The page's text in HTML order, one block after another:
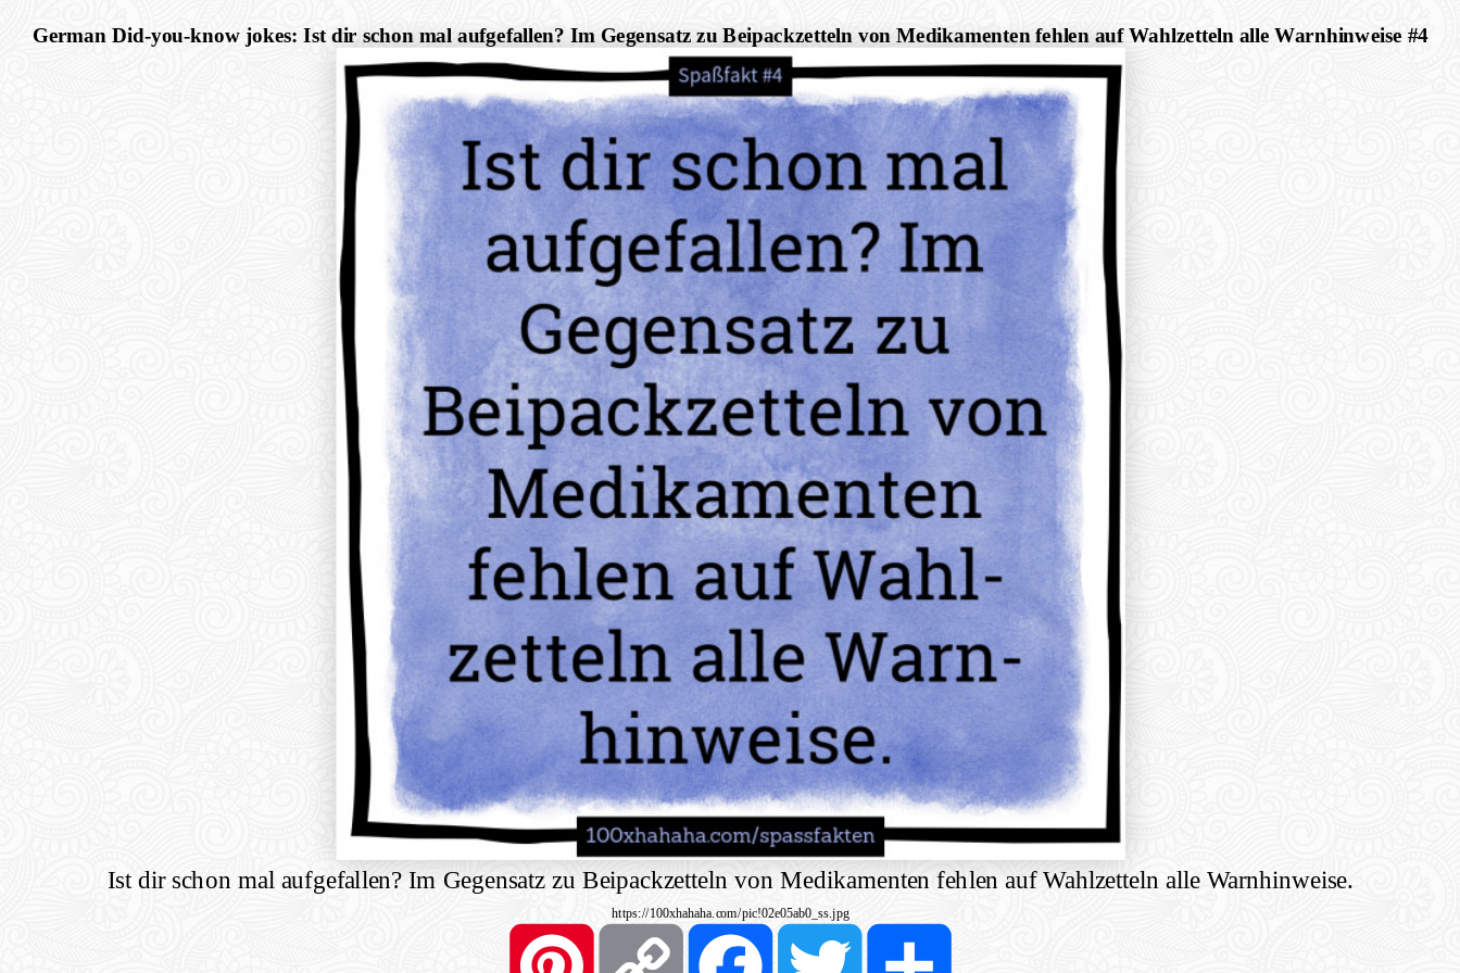
German Did-you-know jokes: Ist dir schon mal aufgefallen? Im Gegensatz zu Beipackzetteln von Medikamenten fehlen auf Wahlzetteln alle Warnhinweise #4
Ist dir schon mal aufgefallen? Im Gegensatz zu Beipackzetteln von Medikamenten fehlen auf Wahlzetteln alle Warnhinweise.
https://100xhahaha.com/pic!02e05ab0_ss.jpg
PinterestCopy
Link
FacebookTwitter Share